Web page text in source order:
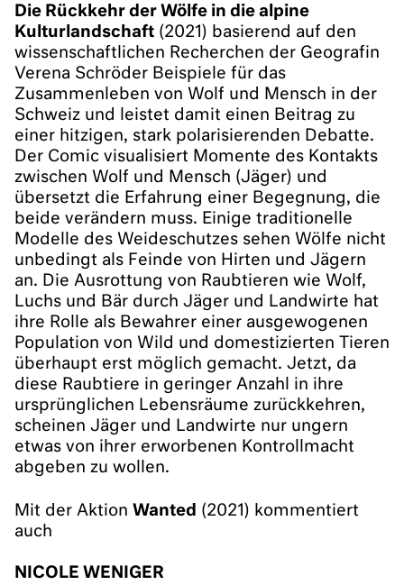
Die Rückkehr der Wölfe in die alpine
Kulturlandschaft(2021) basierend auf den
wissenschaftlichen Recherchen der Geografin
Verena Schröder Beispiele für das
Zusammenleben von Wolf und Mensch in der
Schweiz und leistet damit einen Beitrag zu
einer hitzigen, stark polarisierenden Debatte.
Der Comic visualisiert Momente des Kontakts
zwischen Wolf und Mensch (Jäger) und
übersetzt die Erfahrung einer Begegnung, die
beide verändern muss. Einige traditionelle
Modelle des Weideschutzes sehen Wölfe nicht
unbedingt als Feinde von Hirten und Jägern
an. Die Ausrottung von Raubtieren wie Wolf,
Luchs und Bär durch Jäger und Landwirte hat
ihre Rolle als Bewahrer einer ausgewogenen
Population von Wild und domestizierten Tieren
überhaupt erst möglich gemacht. Jetzt, da
diese Raubtiere in geringer Anzahl in ihre
ursprünglichen Lebensräume zurückkehren,
scheinen Jäger und Landwirte nur ungern
etwas von ihrer erworbenen Kontrollmacht
abgeben zu wollen.
Mit der Aktion Wanted (2021) kommentiert
auch
NICOLE WENIGER